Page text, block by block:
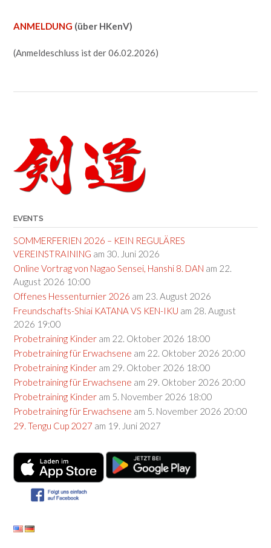
ANMELDUNG (über HKenV)
(Anmeldeschluss ist der 06.02.2026)
EVENTS
SOMMERFERIEN 2026 – KEIN REGULÄRES
VEREINSTRAINING am 30. Juni 2026
Online Vortrag von Nagao Sensei, Hanshi 8. DAN am 22.
August 2026 10:00
Offenes Hessenturnier 2026 am 23. August 2026
Freundschafts-Shiai KATANA VS KEN-IKU am 28. August
2026 19:00
Probetraining Kinder am 22. Oktober 2026 18:00
Probetraining für Erwachsene am 22. Oktober 2026 20:00
Probetraining Kinder am 29. Oktober 2026 18:00
Probetraining für Erwachsene am 29. Oktober 2026 20:00
Probetraining Kinder am 5. November 2026 18:00
Probetraining für Erwachsene am 5. November 2026 20:00
29. Tengu Cup 2027 am 19. Juni 2027